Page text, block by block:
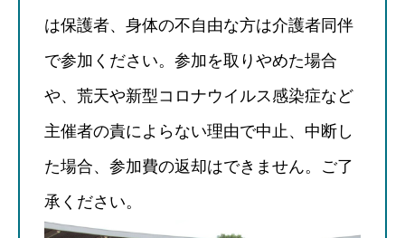
は保護者、身体の不自由な方は介護者同伴
で参加ください。参加を取りやめた場合
や、荒天や新型コロナウイルス感染症など
主催者の責によらない理由で中止、中断し
た場合、参加費の返却はできません。ご了
承ください。